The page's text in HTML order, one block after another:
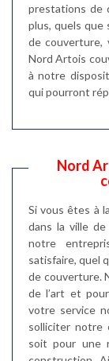
prestations de
plus, quels que
de couverture,
Nord Artois
à notre
qui pourront
Nord
Si vous êtes à
dans la ville
notre
satisfaire, quel
de couverture.
de l’art et
votre service
solliciter notre
soit pour une